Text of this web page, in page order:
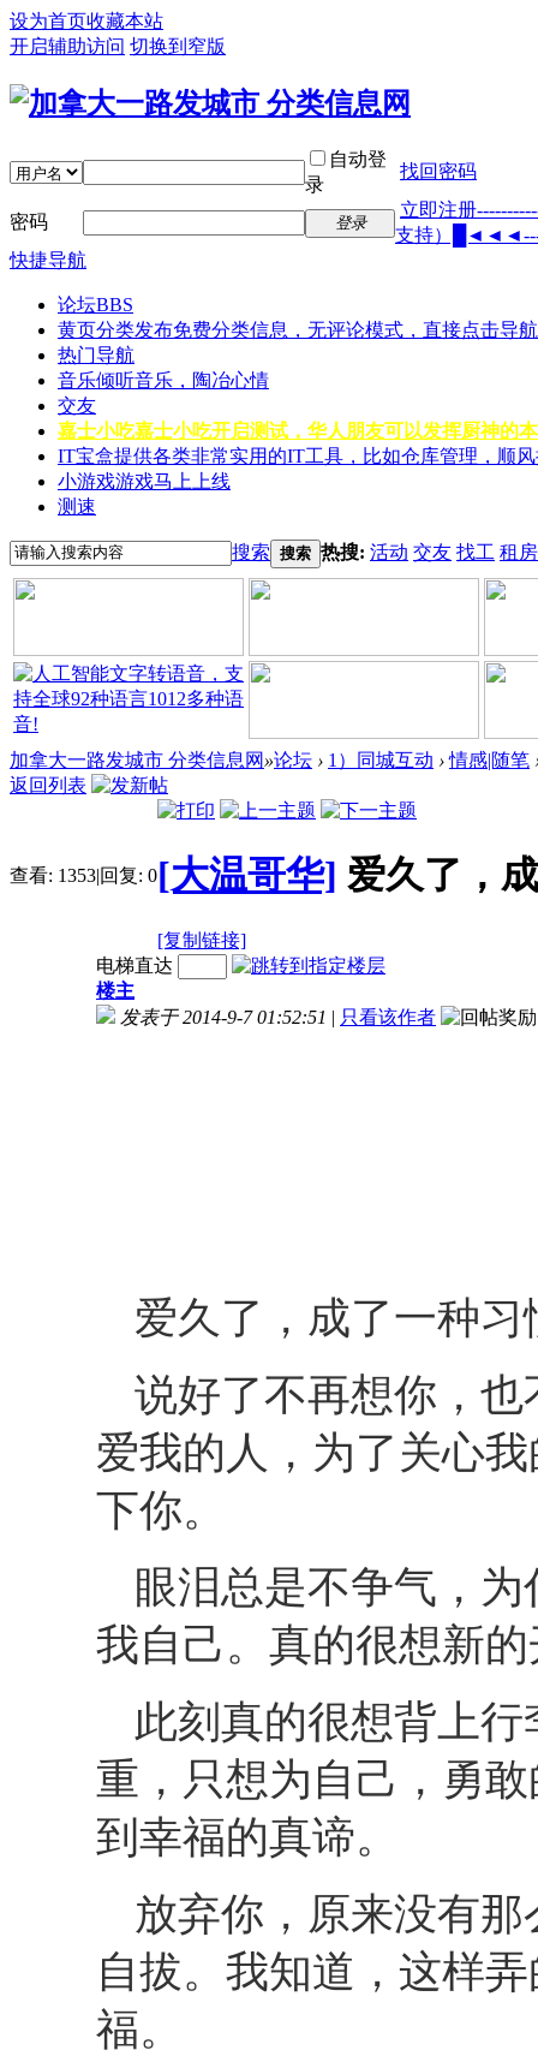
设为首页收藏本站
开启辅助访问 切换到窄版
自动登
录
找回密码
密码 登录
立即注册
支持）
快捷导航
论坛BBS
黄页分类发布免费分类信息，无评论模式，直接点击导
热门导航
音乐倾听音乐，陶冶心情
交友
嘉士小吃嘉士小吃开启测试，华人朋友可以发挥厨神的
IT宝盒提供各类非常实用的IT工具，比如仓库管理，顺
小游戏游戏马上上线
测速
搜索 搜索 热搜: 活动 交友 找工 租房
加拿大一路发城市 分类信息网 »论坛 › 1）同城互动 › 情感|随笔
返回列表
查看: 1353|回复: 0[大温哥华] 爱久了，
[复制链接]
电梯直达
楼主
发表于 2014-9-7 01:52:51 | 只看该作者
爱久了，成了一种习
说好了不再想你，
爱我的人，为了关心
下你。
眼泪总是不争气，
我自己。真的很想新
此刻真的很想背上
重，只想为自己，勇
到幸福的真谛。
放弃你，原来没有
自拔。我知道，这样
福。